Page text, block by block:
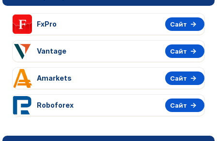
FxPro Сайт
Vantage Сайт
Amarkets Сайт
Roboforex Сайт